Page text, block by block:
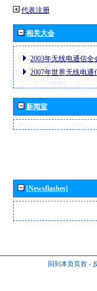
代表注册
相关大会
2003年无线电通信全
2007年世界无线电通
新闻室
[Newsflashes]
回到本页页首 -